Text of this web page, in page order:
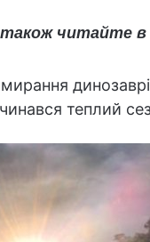
читайте в
теплий